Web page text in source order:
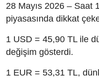
28 Mayıs 2026 – Saat
piyasasında dikkat
1 USD = 45,90 TL ile
değişim gösterdi.
1 EUR = 53,31 TL,